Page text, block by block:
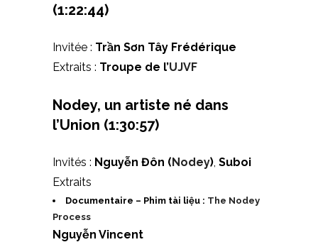
(1:22:44)
Invitée : Trần Sơn Tây Frédérique
Extraits : Troupe de l’UJVF
Nodey, un artiste né dans
l’Union (1:30:57)
Invités : Nguyễn Đôn ( Nodey), Suboi
Extraits
Documentaire – Phim tài liệu : The Nodey
Process
Nguyễn Vincent